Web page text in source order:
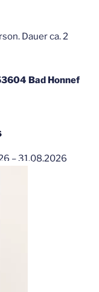
Dauer ca. 2
Bad Honnef
– 31.08.2026